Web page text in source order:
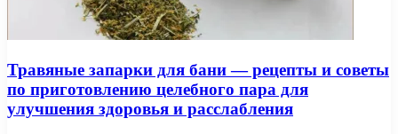
Травяные запарки для бани — рецепты и советы
по приготовлению целебного пара для
улучшения здоровья и расслабления